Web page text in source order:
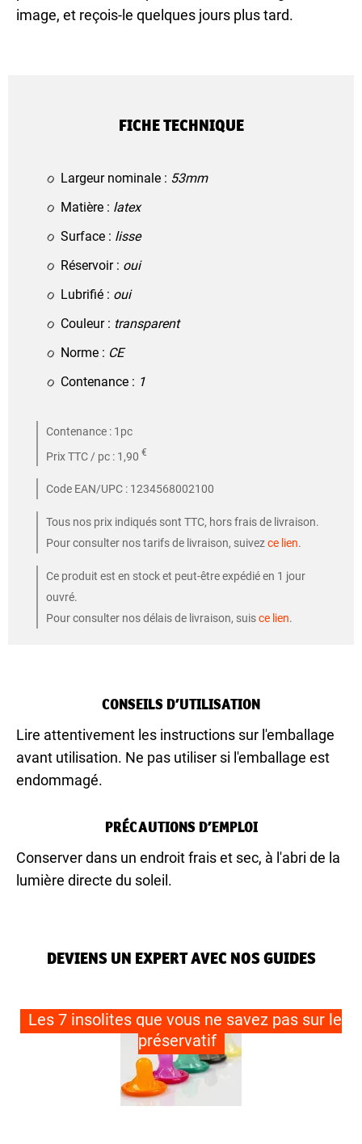
image, et reçois-le quelques jours plus tard.
FICHE TECHNIQUE
Largeur nominale : 53mm
Matière : latex
Surface : lisse
Réservoir : oui
Lubrifié : oui
Couleur : transparent
Norme : CE
Contenance : 1
Contenance : 1pc
Prix TTC / pc : 1,90 €
Code EAN/UPC : 1234568002100
Tous nos prix indiqués sont TTC, hors frais de livraison.
Pour consulter nos tarifs de livraison, suivezce lien.
Ce produit est en stock et peut-être expédié en 1 jour
ouvré.
Pour consulter nos délais de livraison, suisce lien.
CONSEILS D’UTILISATION
Lire attentivement les instructions sur l'emballage
avant utilisation. Ne pas utiliser si l'emballage est
endommagé.
PRÉCAUTIONS D’EMPLOI
Conserver dans un endroit frais et sec, à l'abri de la
lumière directe du soleil.
DEVIENS UN EXPERT AVEC NOS GUIDES
Les 7 insolites que vous ne savez pas sur le
préservatif